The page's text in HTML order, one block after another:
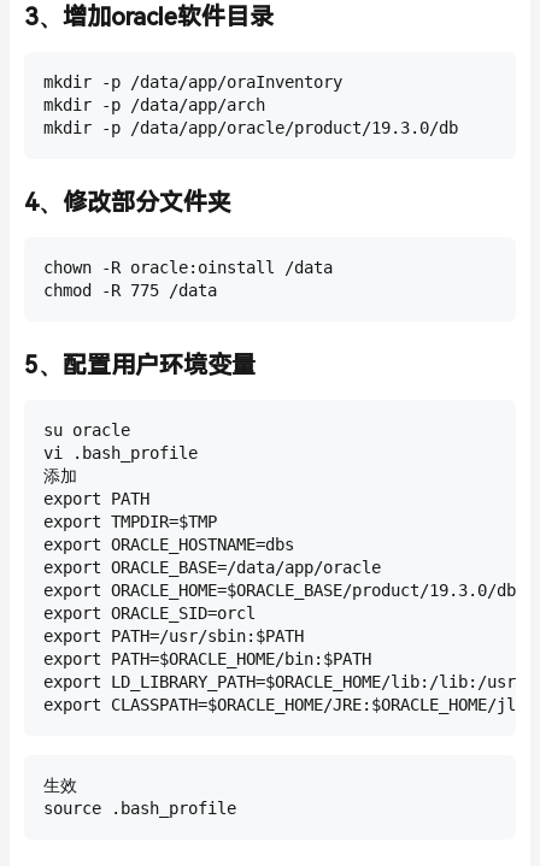
3、增加oracle软件目录
mkdir -p /data/app/oraInventory
mkdir -p /data/app/arch
mkdir -p /data/app/oracle/product/19.3.0/db
4、修改部分文件夹
chown -R oracle:oinstall /data
chmod -R 775 /data
5、配置用户环境变量
su oracle
vi .bash_profile
添加
export PATH
export TMPDIR=$TMP
export ORACLE_HOSTNAME=dbs
export ORACLE_BASE=/data/app/oracle
export ORACLE_HOME=$ORACLE_BASE/product/19.3.0/db
export ORACLE_SID=orcl
export PATH=/usr/sbin:$PATH
export PATH=$ORACLE_HOME/bin:$PATH
export LD_LIBRARY_PATH=$ORACLE_HOME/lib:/lib:/usr/
export CLASSPATH=$ORACLE_HOME/JRE:$ORACLE_HOME/
生效
source .bash_profile